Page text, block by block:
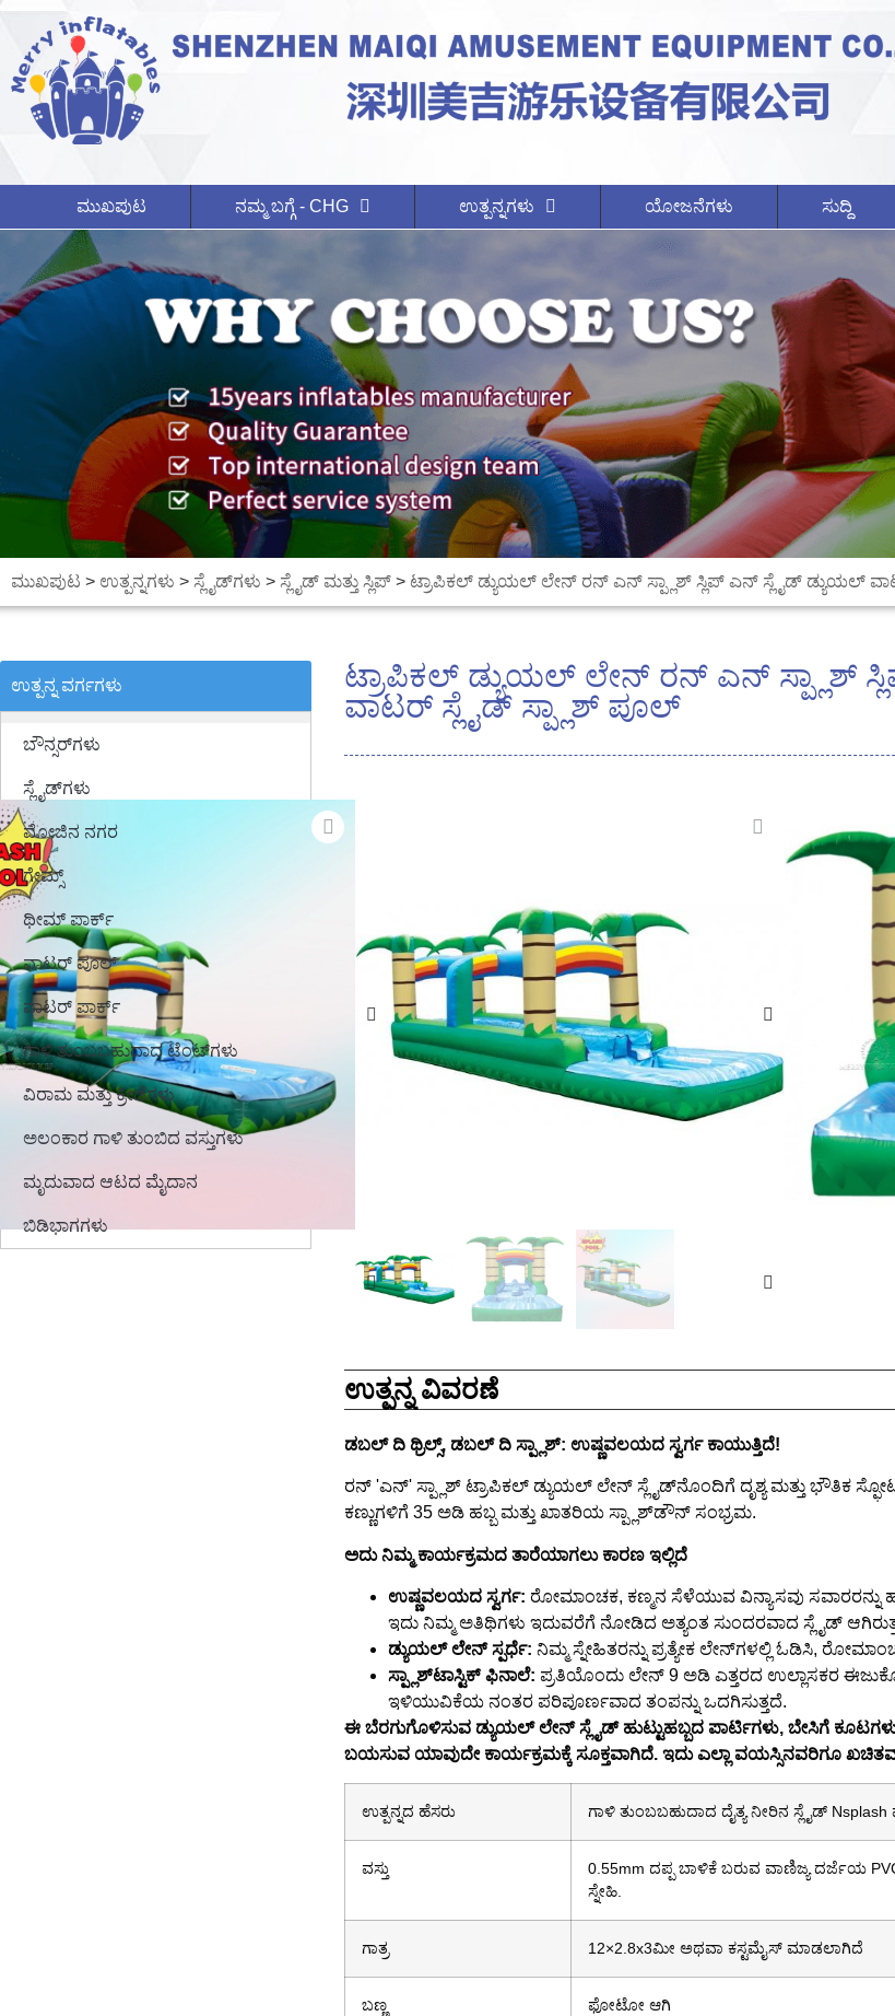
ಮುಖಪುಟ ನಮ್ಮ ಬಗ್ಗೆ - CHG ಉತ್ಪನ್ನಗಳು ಯೋಜನೆಗಳು ಸುದ್ದಿ
ಮುಖಪುಟ > ಉತ್ಪನ್ನಗಳು > ಸ್ಲೈಡ್‌ಗಳು > ಸ್ಲೈಡ್ ಮತ್ತು ಸ್ಲಿಪ್ > ಟ್ರಾಪಿಕಲ್ ಡ್ಯುಯಲ್ ಲೇನ್ ರನ್ ಎನ್ ಸ್ಪ್ಲಾಶ್ ಸ್ಲಿಪ್ ಎನ್ ಸ್ಲೈಡ್ ಡ್ಯುಯಲ್
ಉತ್ಪನ್ನ ವರ್ಗಗಳು
ಬೌನ್ಸರ್‌ಗಳು
ಸ್ಲೈಡ್‌ಗಳು
ಮೋಜಿನ ನಗರ
ಗೇಮ್ಸ್
ಥೀಮ್ ಪಾರ್ಕ್
ವಾಟರ್ ಪೂಲ್
ವಾಟರ್ ಪಾರ್ಕ್
ಗಾಳಿ ತುಂಬಬಹುದಾದ ಟೆಂಟ್‌ಗಳು
ವಿರಾಮ ಮತ್ತು ಕ್ರೀಡೆಗಳು
ಅಲಂಕಾರ ಗಾಳಿ ತುಂಬಿದ ವಸ್ತುಗಳು
ಮೃದುವಾದ ಆಟದ ಮೈದಾನ
ಬಿಡಿಭಾಗಗಳು
ಟ್ರಾಪಿಕಲ್ ಡ್ಯುಯಲ್ ಲೇನ್ ರನ್ ಎನ್ ಸ್ಪ್ಲಾಶ್
ವಾಟರ್ ಸ್ಲೈಡ್ ಸ್ಪ್ಲಾಶ್ ಪೂಲ್
ಗಾತ್ರ:
ಬಣ್ಣ:
ಫ್ಯಾಕ್ಟರಿ
ವಿಚಾರಣೆ
ಉತ್ಪನ್ನ ವಿವರಣೆ
ಡಬಲ್ ದಿ ಥ್ರಿಲ್ಸ್, ಡಬಲ್ ದಿ ಸ್ಪ್ಲಾಶ್: ಉಷ್ಣವಲಯದ ಸ್ವರ್ಗ ಕಾಯುತ್ತಿದೆ!
ರನ್ 'ಎನ್' ಸ್ಪ್ಲಾಶ್ ಟ್ರಾಪಿಕಲ್ ಡ್ಯುಯಲ್ ಲೇನ್ ಸ್ಲೈಡ್‌ನೊಂದಿಗೆ ದೃಶ್ಯ ಮತ್ತು ಭೌತಿಕ
ಕಣ್ಣುಗಳಿಗೆ 35 ಅಡಿ ಹಬ್ಬ ಮತ್ತು ಖಾತರಿಯ ಸ್ಪ್ಲಾಶ್‌ಡೌನ್ ಸಂಭ್ರಮ.
ಅದು ನಿಮ್ಮ ಕಾರ್ಯಕ್ರಮದ ತಾರೆಯಾಗಲು ಕಾರಣ ಇಲ್ಲಿದೆ
ಉಷ್ಣವಲಯದ ಸ್ವರ್ಗ: ರೋಮಾಂಚಕ, ಕಣ್ಮನ ಸೆಳೆಯುವ ವಿನ್ಯಾಸವು ಸವಾರರನ್ನು
ಇದು ನಿಮ್ಮ ಅತಿಥಿಗಳು ಇದುವರೆಗೆ ನೋಡಿದ ಅತ್ಯಂತ ಸುಂದರವಾದ ಸ್ಲೈಡ್
ಡ್ಯುಯಲ್ ಲೇನ್ ಸ್ಪರ್ಧೆ: ನಿಮ್ಮ ಸ್ನೇಹಿತರನ್ನು ಪ್ರತ್ಯೇಕ ಲೇನ್‌ಗಳಲ್ಲಿ ಓಡಿಸಿ,
ಸ್ಪ್ಲಾಶ್‌ಟಾಸ್ಟಿಕ್ ಫಿನಾಲೆ: ಪ್ರತಿಯೊಂದು ಲೇನ್ 9 ಅಡಿ ಎತ್ತರದ ಉಲ್ಲಾಸಕರ
ಇಳಿಯುವಿಕೆಯ ನಂತರ ಪರಿಪೂರ್ಣವಾದ ತಂಪನ್ನು ಒದಗಿಸುತ್ತದೆ.
ಈ ಬೆರಗುಗೊಳಿಸುವ ಡ್ಯುಯಲ್ ಲೇನ್ ಸ್ಲೈಡ್ ಹುಟ್ಟುಹಬ್ಬದ ಪಾರ್ಟಿಗಳು, ಬೇಸಿಗೆ ಕೂಟಗಳು
ಬಯಸುವ ಯಾವುದೇ ಕಾರ್ಯಕ್ರಮಕ್ಕೆ ಸೂಕ್ತವಾಗಿದೆ. ಇದು ಎಲ್ಲಾ ವಯಸ್ಸಿನವರಿಗೂ
ಉತ್ಪನ್ನದ ಹೆಸರು ಗಾಳಿ ತುಂಬಬಹುದಾದ ದೈತ್ಯ ನೀರಿನ ಸ್ಲೈಡ್
ವಸ್ತು
0.55mm ದಪ್ಪ ಬಾಳಿಕೆ ಬರುವ ವಾಣಿಜ್ಯ ದರ್ಜೆಯ
ಸ್ನೇಹಿ.
ಗಾತ್ರ 12×2.8x3ಮೀ ಅಥವಾ ಕಸ್ಟಮೈಸ್ ಮಾಡಲಾಗಿದೆ
ಬಣ್ಣ ಫೋಟೋ ಆಗಿ